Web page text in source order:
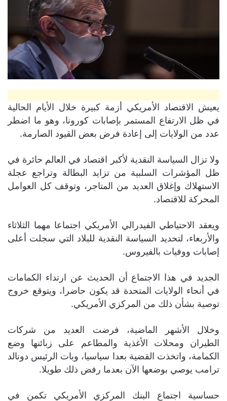
يعيش الاقتصاد الأمريكي أزمة كبيرة خلال الأيام الحالية
في ظل الارتفاع المستمر بإصابات كورونا، وهو ما اضطر
عدد من الولايات إلى إعادة فرض بعض القيود الصارمة.
ولا تزال السياسة النقدية لأكبر اقتصاد في العالم حائرة في
ظل المؤشرات السلبية من تزايد البطالة وتراجع عجلة
الاستهلاك وإغلاق العديد من المتاجر، وتوقف كل العوامل
المحركة للاقتصاد.
ويعقد الاحتياطي الفيدرالي الأمريكي اجتماعا مهما الثلاثاء
والأربعاء، لتحديد السياسة النقدية للبلاد التي سجلت أعلى
إصابات ووفيات بالفيروس.
الجديد في هذا الاجتماع أن الحديث عن ارتداء الكمامات
في أنحاء الولايات المتحدة قد يكون حاضرا، ويتوقع خروج
توصية بشأن ذلك من المركزي الأمريكي.
وخلال الأشهر الماضية، فرضت العديد من شركات
الطيران ومحلات الأغذية والمطاعم على زبائنها وضع
الكمامة، واتخذت القضية بعدا سياسيا، وبات الرئيس دونالد
ترامب يوصي بوضعها الآن بعدما رفض ذلك طويلا.
حساسية اجتماع البنك المركزي الأمريكي تكمن في